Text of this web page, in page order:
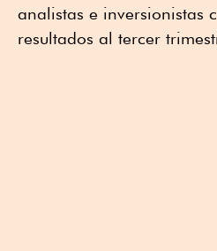
analistas e inversionistas
resultados al tercer